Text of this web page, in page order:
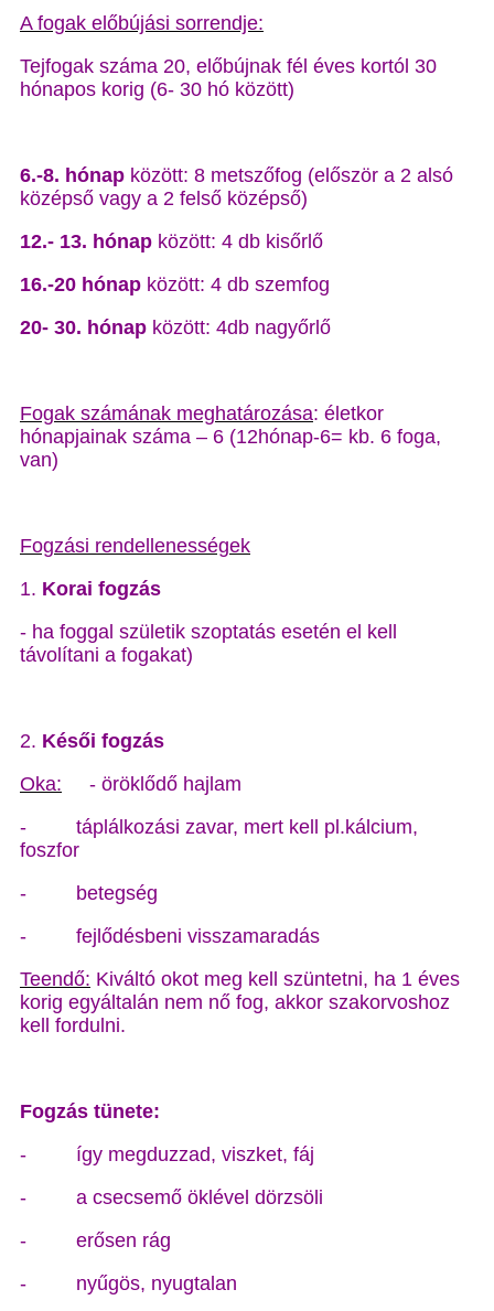
A fogak előbújási sorrendje:
Tejfogak száma 20, előbújnak fél éves kortól 30
hónapos korig (6- 30 hó között)
6.-8. hónap között: 8 metszőfog (először a 2 alsó
középső vagy a 2 felső középső)
12.- 13. hónap között: 4 db kisőrlő
16.-20 hónap között: 4 db szemfog
20- 30. hónap között: 4db nagyőrlő
Fogak számának meghatározása: életkor
hónapjainak száma – 6 (12hónap-6= kb. 6 foga,
van)
Fogzási rendellenességek
1. Korai fogzás
- ha foggal születik szoptatás esetén el kell
távolítani a fogakat)
2. Késői fogzás
Oka: - öröklődő hajlam
- táplálkozási zavar, mert kell pl.kálcium,
foszfor
- betegség
- fejlődésbeni visszamaradás
Teendő: Kiváltó okot meg kell szüntetni, ha 1 éves
korig egyáltalán nem nő fog, akkor szakorvoshoz
kell fordulni.
Fogzás tünete:
- így megduzzad, viszket, fáj
- a csecsemő öklével dörzsöli
- erősen rág
- nyűgös, nyugtalan